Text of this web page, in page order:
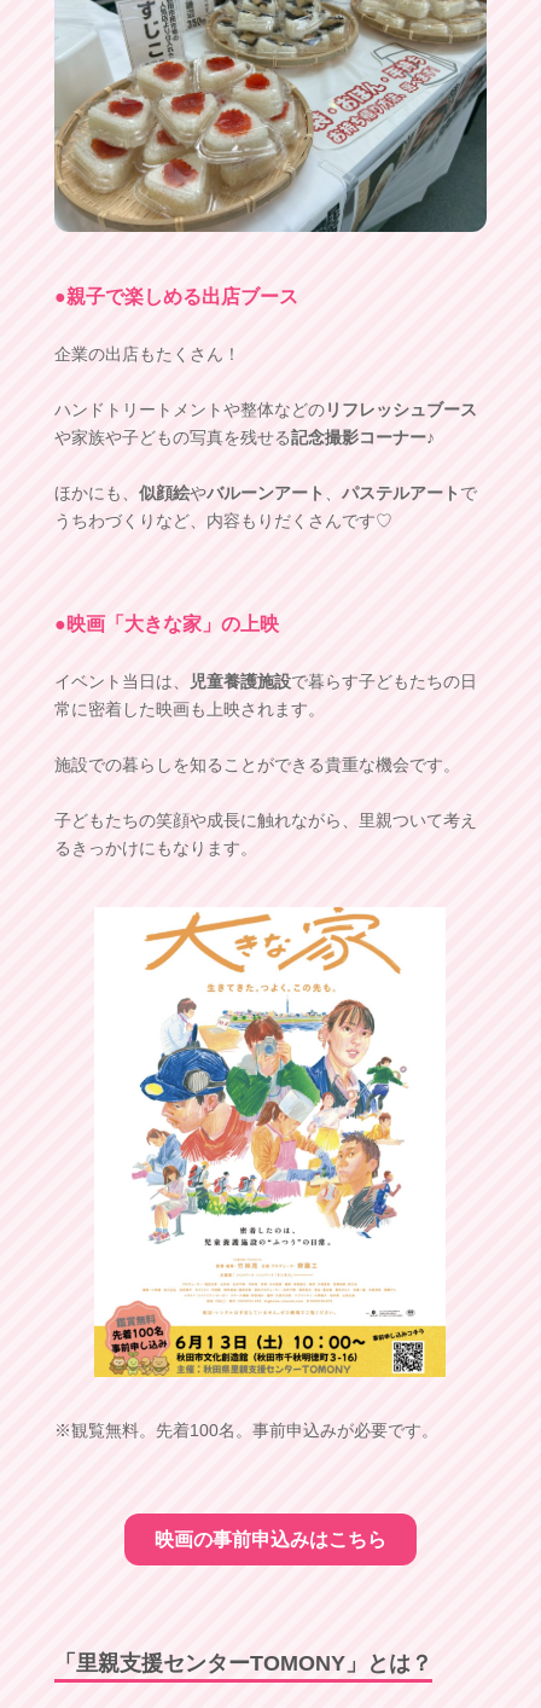
●親子で楽しめる出店ブース
企業の出店もたくさん！
ハンドトリートメントや整体などのリフレッシュブース
や家族や子どもの写真を残せる記念撮影コーナー♪
ほかにも、 似顔絵やバルーンアート、 パステルアート で
うちわづくりなど、内容もりだくさんです♡
●映画「大きな家」の上映
イベント当日は、 児童養護施設で暮らす子どもたちの日
常に密着した映画も上映されます。
施設での暮らしを知ることができる貴重な機会です。
子どもたちの笑顔や成長に触れながら、里親ついて考え
るきっかけにもなります。
※観覧無料。先着100名。事前申込みが必要です。
映画の事前申込みはこちら
「里親支援センターTOMONY」とは？